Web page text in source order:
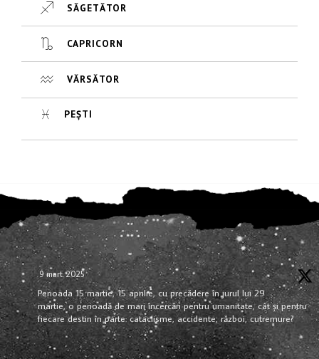
SĂGETĂTOR
CAPRICORN
VĂRSĂTOR
PEȘTI
9 mart. 2025
Perioada 15 martie, 15 aprilie, cu precădere în jurul lui 29
martie, o perioadă de mari încercări pentru umanitate, cât și pentru
fiecare destin în parte: cataclisme, accidente, război, cutremure?